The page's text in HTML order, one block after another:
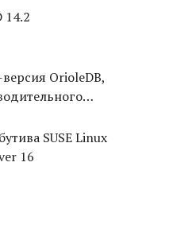
14.2
OrioleDB,
для PostgreSQL
SUSE Linux
16